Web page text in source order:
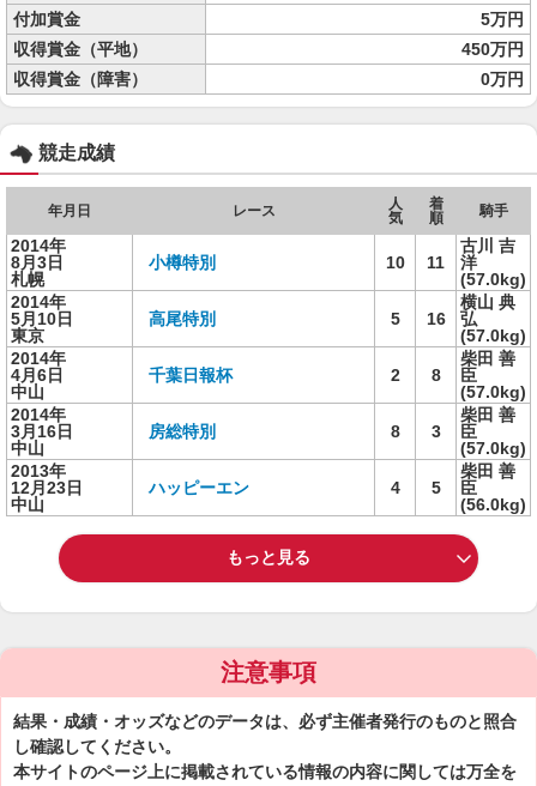
付加賞金
5万円
収得賞金（平地）
450万円
収得賞金（障害）
0万円
競走成績
年月日 レース
人
気
着
順
騎手
2014年
8月3日
札幌
小樽特別 10 11
古川 吉
洋
(57.0kg)
2014年
5月10日
東京
高尾特別 5 16
横山 典
弘
(57.0kg)
2014年
4月6日
中山
千葉日報杯 2 8
柴田 善
臣
(57.0kg)
2014年
3月16日
中山
房総特別 8 3
柴田 善
臣
(57.0kg)
2013年
12月23日
中山
ハッピーエン 4 5
柴田 善
臣
(56.0kg)
もっと見る
注意事項
結果・成績・オッズなどのデータは、必ず主催者発行のものと照合
し確認してください。
本サイトのページ上に掲載されている情報の内容に関しては万全を